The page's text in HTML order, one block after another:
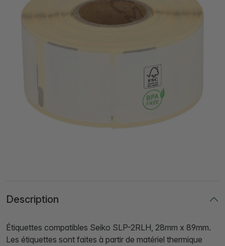
Description
Étiquettes compatibles Seiko SLP-2RLH, 28mm x 89mm.
Les étiquettes sont faites à partir de matériel thermique